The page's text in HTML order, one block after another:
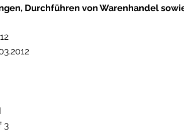
Durchführen von Warenhandel
3